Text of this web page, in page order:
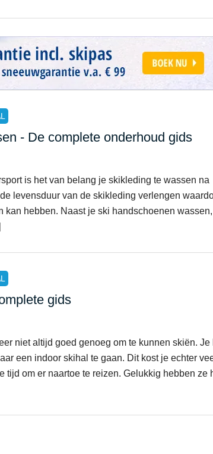
- De complete onderhoud gids
is het van belang je skikleding te wassen na
levensduur van de skikleding verlengen
kan hebben. Naast je ski handschoenen
gids
niet altijd goed genoeg om te kunnen skiën. Je
een indoor skihal te gaan. Dit kost je echter
tijd om er naartoe te reizen. Gelukkig hebben ze